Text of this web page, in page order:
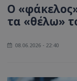
Ο
τα «θέλω»
08.06.2026 - 22:40